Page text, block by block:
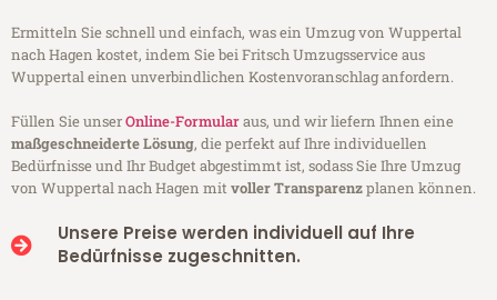
Ermitteln Sie schnell und einfach, was ein Umzug von Wuppertal
nach Hagen kostet, indem Sie bei Fritsch Umzugsservice aus
Wuppertal einen unverbindlichen Kostenvoranschlag anfordern.
Füllen Sie unserOnline-Formularaus, und wir liefern Ihnen eine
maßgeschneiderte Lösung, die perfekt auf Ihre individuellen
Bedürfnisse und Ihr Budget abgestimmt ist, sodass Sie Ihre Umzug
von Wuppertal nach Hagen mitvoller Transparenzplanen können.
Unsere Preise werden individuell auf Ihre
Bedürfnisse zugeschnitten.